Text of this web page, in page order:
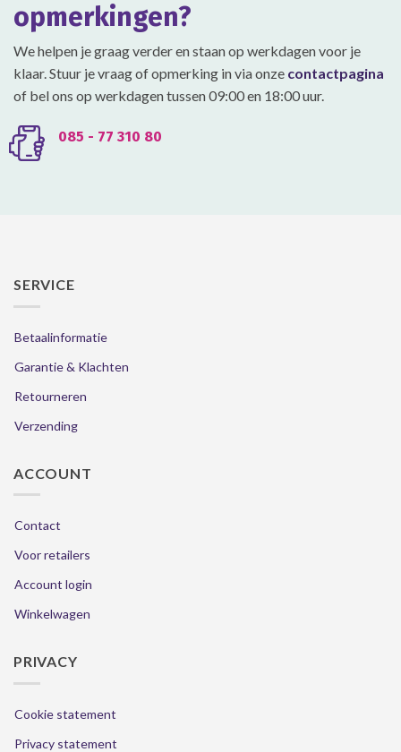
opmerkingen?
We helpen je graag verder en staan op werkdagen voor je
klaar. Stuur je vraag of opmerking in via onze contactpagina
of bel ons op werkdagen tussen 09:00 en 18:00 uur.
085 - 77 310 80
SERVICE
Betaalinformatie
Garantie & Klachten
Retourneren
Verzending
ACCOUNT
Contact
Voor retailers
Account login
Winkelwagen
PRIVACY
Cookie statement
Privacy statement